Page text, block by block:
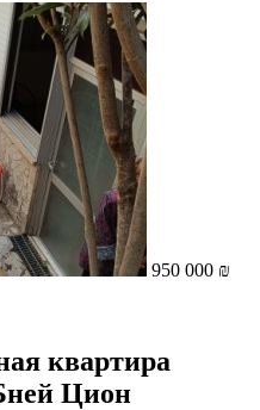
950 000 ₪
квартира
Цион